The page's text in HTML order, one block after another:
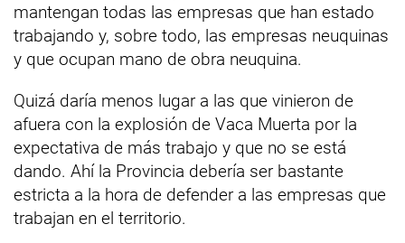
mantengan todas las empresas que han estado
trabajando y, sobre todo, las empresas neuquinas
y que ocupan mano de obra neuquina.
Quizá daría menos lugar a las que vinieron de
afuera con la explosión de Vaca Muerta por la
expectativa de más trabajo y que no se está
dando. Ahí la Provincia debería ser bastante
estricta a la hora de defender a las empresas que
trabajan en el territorio.